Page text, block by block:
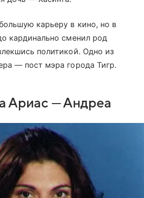
карьеру в кино, но в
кардинально сменил род
политикой. Одно из
— пост мэра города Тигр.
Ариас — Андреа